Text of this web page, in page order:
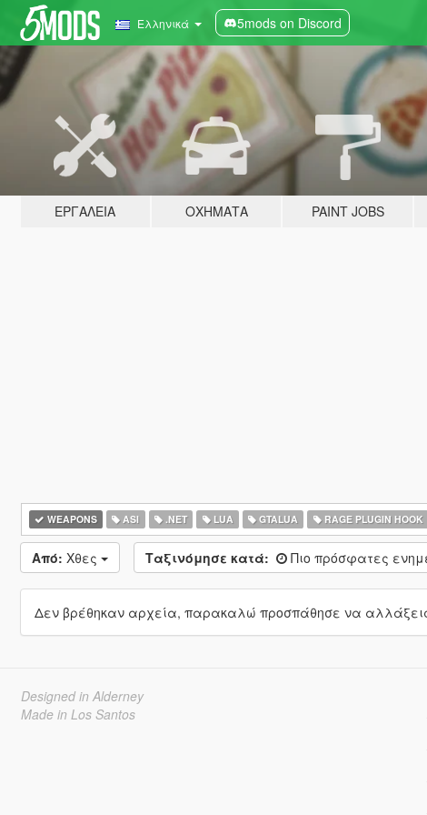
Ελληνικά 5mods on Discord
ΕΡΓΑΛΕΊΑ ΟΧΉΜΑΤΑ PAINT JOBS
WEAPONS ASI .NET LUA GTALUA RAGE PLUGIN HOOK
Από: Χθες Ταξινόμησε κατά: Πιο πρόσφατες
Δεν βρέθηκαν αρχεία, παρακαλώ προσπάθησε να αλλάξεις
Designed in Alderney
Made in Los Santos